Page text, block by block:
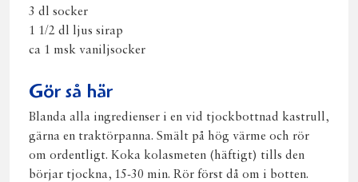
3 dl socker
1 1/2 dl ljus sirap
ca 1 msk vaniljsocker
Gör så här
Blanda alla ingredienser i en vid tjockbottnad kastrull,
gärna en traktörpanna. Smält på hög värme och rör
om ordentligt. Koka kolasmeten (häftigt) tills den
börjar tjockna, 15-30 min. Rör först då om i botten.